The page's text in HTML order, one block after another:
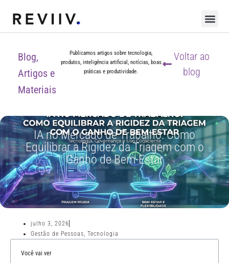
Blog,
Artigos e
Materiais
Publicamos artigos sobre tecnologia,
produtos, inteligência artificial, notícias, boas
práticas e produtividade.
Voltar ao
blog
IA no Mercado de Trabalho: Como
Equilibrar a Rigidez da Triagem com o
Ganho de Bem-Estar
julho 3, 2026
Gestão de Pessoas, Tecnologia
Você vai ver